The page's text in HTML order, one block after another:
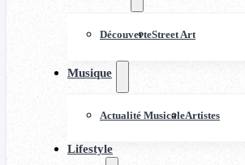
DécouverteStreet Art
Musique
Actualité MusicaleArtistes
Lifestyle